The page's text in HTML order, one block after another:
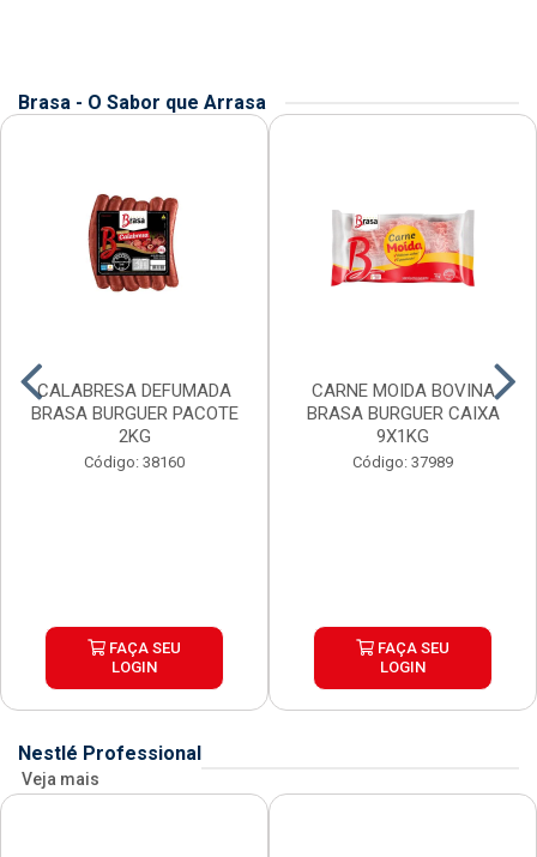
Brasa - O Sabor que Arrasa
CALABRESA DEFUMADA
BRASA BURGUER PACOTE
2KG
Código: 38160
FAÇA SEU
LOGIN
CARNE MOIDA BOVINA
BRASA BURGUER CAIXA
9X1KG
Código: 37989
FAÇA SEU
LOGIN
Nestlé Professional
Veja mais